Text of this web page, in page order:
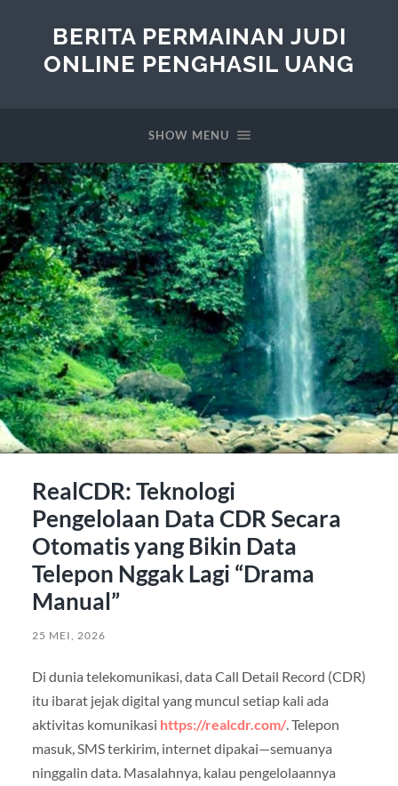
BERITA PERMAINAN JUDI
ONLINE PENGHASIL UANG
SHOW MENU
RealCDR: Teknologi
Pengelolaan Data CDR Secara
Otomatis yang Bikin Data
Telepon Nggak Lagi “Drama
Manual”
25 MEI, 2026
Di dunia telekomunikasi, data Call Detail Record (CDR)
itu ibarat jejak digital yang muncul setiap kali ada
aktivitas komunikasi https://realcdr.com/. Telepon
masuk, SMS terkirim, internet dipakai—semuanya
ninggalin data. Masalahnya, kalau pengelolaannya